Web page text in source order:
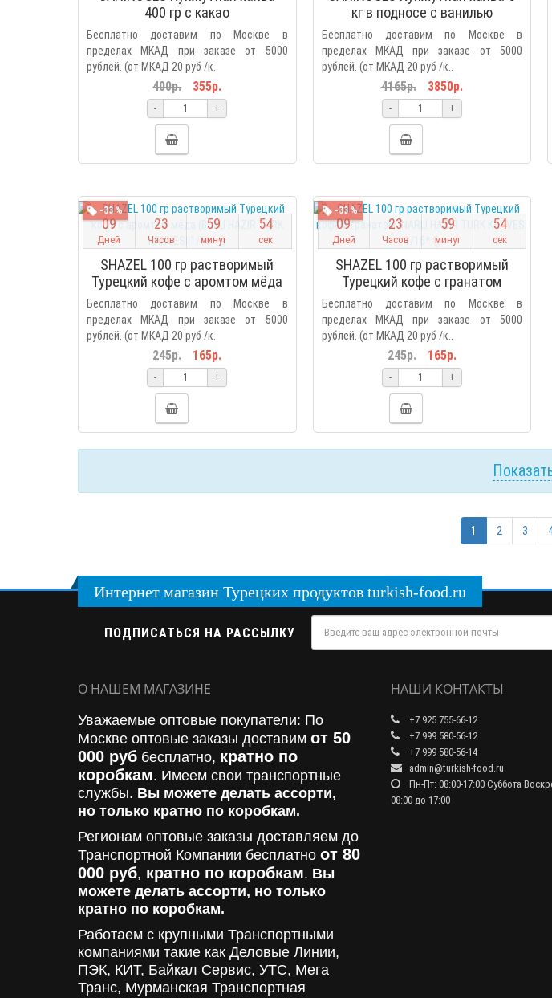
400 гр с какао
Бесплатно доставим по Москве в
пределах МКАД при заказе от 5000
рублей. (от МКАД 20 руб /к..
400р. 355р.
- +
кг в подносе с ванилью
Бесплатно доставим по Москве в
пределах МКАД при заказе от 5000
рублей. (от МКАД 20 руб /к..
4165р. 3850р.
- +
-33 %
09
Дней
23
Часов
59
минут
53
сек
SHAZEL 100 гр растворимый
Турецкий кофе с аромтом мёда
(BALLI HAZIR TURK KAHVESI
1/16*4)
Бесплатно доставим по Москве в
пределах МКАД при заказе от 5000
рублей. (от МКАД 20 руб /к..
245р. 165р.
- +
-33 %
09
Дней
23
Часов
59
минут
53
сек
SHAZEL 100 гр растворимый
Турецкий кофе с гранатом
(NARLI HAZIR TURK KAHVESI
1/16*4)
Бесплатно доставим по Москве в
пределах МКАД при заказе от 5000
рублей. (от МКАД 20 руб /к..
245р. 165р.
- +
1 2 3
Интернет магазин Турецких продуктов turkish-food.ru
ПОДПИСАТЬСЯ НА РАССЫЛКУ
О НАШЕМ МАГАЗИНЕ
Уважаемые оптовые покупатели: По
Москве оптовые заказы доставим от 50
000 руб бесплатно, кратно по
коробкам. Имеем свои транспортные
службы. Вы можете делать ассорти,
но только кратно по коробкам.
Регионам оптовые заказы доставляем до
Транспортной Компании бесплатно от 80
000 руб, кратно по коробкам. Вы
можете делать ассорти, но только
кратно по коробкам.
Работаем с крупными Транспортными
компаниями такие как Деловые Линии,
ПЭК, КИТ, Байкал Сервис, УТС, Мега
Транс, Мурманская Транспортная
НАШИ КОНТАКТЫ
+7 925 755-66-12
+7 999 580-56-12
+7 999 580-56-14
admin@turkish-food.ru
Пн-Пт: 08:00-17:00 Суббота
08:00 до 17:00